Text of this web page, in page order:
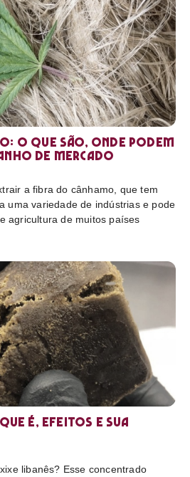
o que são, onde podem
de mercado
a fibra do cânhamo, que tem
uma variedade de indústrias e pode
agricultura de muitos países
é, efeitos e sua
libanês? Esse concentrado